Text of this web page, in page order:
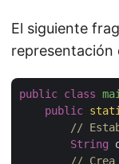
El siguiente
representación
public class
public
//
String
//